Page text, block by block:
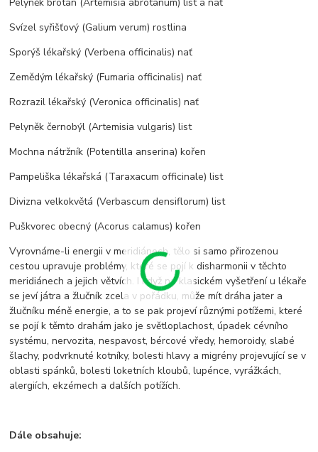
Svízel syřišťový (Galium verum) rostlina
Sporýš lékařský (Verbena officinalis) nať
Zemědým lékařský (Fumaria officinalis) nať
Rozrazil lékařský (Veronica officinalis) nať
Pelyněk černobýl (Artemisia vulgaris) list
Mochna nátržník (Potentilla anserina) kořen
Pampeliška lékařská (Taraxacum officinale) list
Divizna velkokvětá (Verbascum densiflorum) list
Puškvorec obecný (Acorus calamus) kořen
Vyrovnáme-li energii v meridiánech, tělo si samo přirozenou
cestou upravuje problémy, které se pojí k disharmonii v těchto
meridiánech a jejich větvích. I když na klasickém vyšetření u lékaře
se jeví játra a žlučník zcela v pořádku, může mít dráha jater a
žlučníku méně energie, a to se pak projeví různými potížemi, které
se pojí k těmto drahám jako je světloplachost, úpadek cévního
systému, nervozita, nespavost, bércové vředy, hemoroidy, slabé
šlachy, podvrknuté kotníky, bolesti hlavy a migrény projevující se v
oblasti spánků, bolesti loketních kloubů, lupénce, vyrážkách,
alergiích, ekzémech a dalších potížích.
Dále obsahuje: